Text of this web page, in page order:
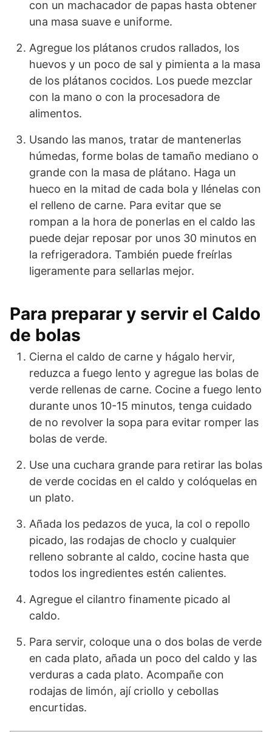
con un machacador de papas hasta obtener
una masa suave e uniforme.
Agregue los plátanos crudos rallados, los
huevos y un poco de sal y pimienta a la masa
de los plátanos cocidos. Los puede mezclar
con la mano o con la procesadora de
alimentos.
Usando las manos, tratar de mantenerlas
húmedas, forme bolas de tamaño mediano o
grande con la masa de plátano. Haga un
hueco en la mitad de cada bola y llénelas con
el relleno de carne. Para evitar que se
rompan a la hora de ponerlas en el caldo las
puede dejar reposar por unos 30 minutos en
la refrigeradora. También puede freírlas
ligeramente para sellarlas mejor.
Para preparar y servir el Caldo
de bolas
Cierna el caldo de carne y hágalo hervir,
reduzca a fuego lento y agregue las bolas de
verde rellenas de carne. Cocine a fuego lento
durante unos 10-15 minutos, tenga cuidado
de no revolver la sopa para evitar romper las
bolas de verde.
Use una cuchara grande para retirar las bolas
de verde cocidas en el caldo y colóquelas en
un plato.
Añada los pedazos de yuca, la col o repollo
picado, las rodajas de choclo y cualquier
relleno sobrante al caldo, cocine hasta que
todos los ingredientes estén calientes.
Agregue el cilantro finamente picado al
caldo.
Para servir, coloque una o dos bolas de verde
en cada plato, añada un poco del caldo y las
verduras a cada plato. Acompañe con
rodajas de limón, ají criollo y cebollas
encurtidas.